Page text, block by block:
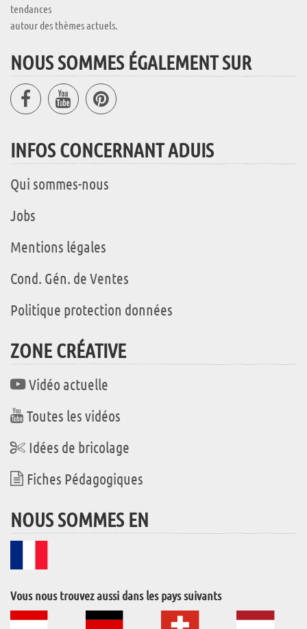
tendances
autour des thèmes actuels.
NOUS SOMMES ÉGALEMENT SUR
INFOS CONCERNANT ADUIS
Qui sommes-nous
Jobs
Mentions légales
Cond. Gén. de Ventes
Politique protection données
ZONE CRÉATIVE
Vidéo actuelle
Toutes les vidéos
Idées de bricolage
Fiches Pédagogiques
NOUS SOMMES EN
Vous nous trouvez aussi dans les pays suivants